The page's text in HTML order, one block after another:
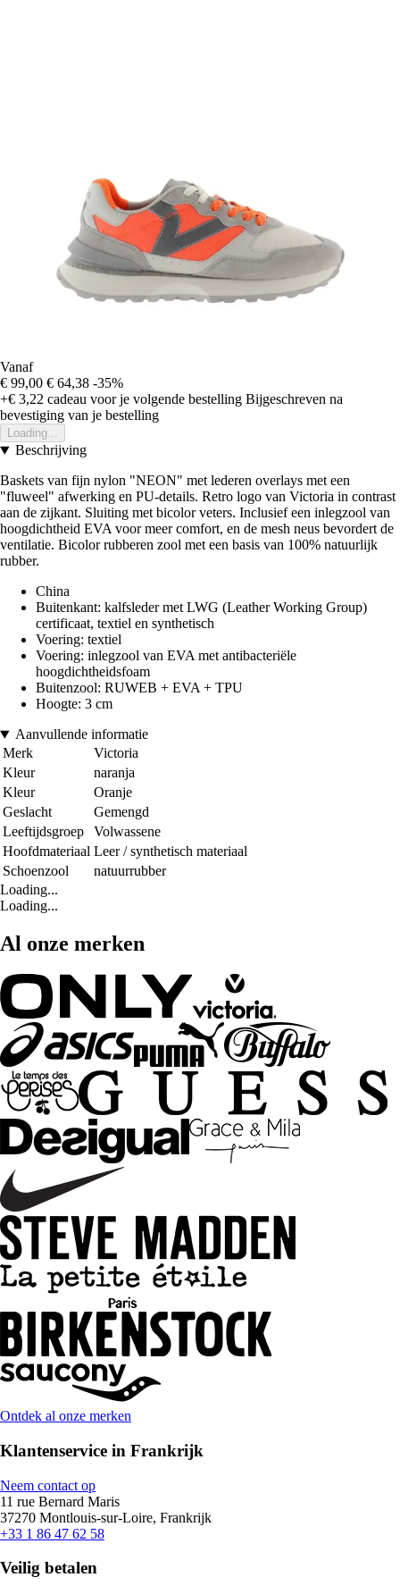
Vanaf
€ 99,00 € 64,38 -35%
+€ 3,22 cadeau voor je volgende bestelling Bijgeschreven na
bevestiging van je bestelling
Loading...
Beschrijving
Baskets van fijn nylon "NEON" met lederen overlays met een
"fluweel" afwerking en PU-details. Retro logo van Victoria in contrast
aan de zijkant. Sluiting met bicolor veters. Inclusief een inlegzool van
hoogdichtheid EVA voor meer comfort, en de mesh neus bevordert de
ventilatie. Bicolor rubberen zool met een basis van 100% natuurlijk
rubber.
China
Buitenkant: kalfsleder met LWG (Leather Working Group)
certificaat, textiel en synthetisch
Voering: textiel
Voering: inlegzool van EVA met antibacteriële
hoogdichtheidsfoam
Buitenzool: RUWEB + EVA + TPU
Hoogte: 3 cm
Aanvullende informatie
Merk
Victoria
Kleur
naranja
Kleur
Oranje
Geslacht
Gemengd
Leeftijdsgroep
Volwassene
Hoofdmateriaal Leer / synthetisch materiaal
Schoenzool
natuurrubber
Loading...
Loading...
Al onze merken
Ontdek al onze merken
Klantenservice in Frankrijk
Neem contact op
11 rue Bernard Maris
37270 Montlouis-sur-Loire, Frankrijk
+33 1 86 47 62 58
Veilig betalen